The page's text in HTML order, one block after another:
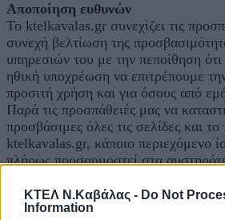
ΚΤΕΛ Ν.Καβάλας - Do Not
Information
Αποποίηση ευθυνών
Το ktelkavalas.gr συνεχίζει τις
συνεχή βελτίωση της
υπηρεσιών του με την πεποίθηση
ηθική υποχρέωση να επιτρέπουμε
προσιτή χρήση και για όσους από
Παρά τις προσπάθειές μας να
προσβάσιμες όλες τις σελίδες και
ktelkavalas.gr, κάποιο περιεχόμενο
πλήρως προσαρμοστεί στα
προσβασιμότητας. Αυτό μπορεί να
έχει βρεθεί ή προσδιοριστεί η
λύση.